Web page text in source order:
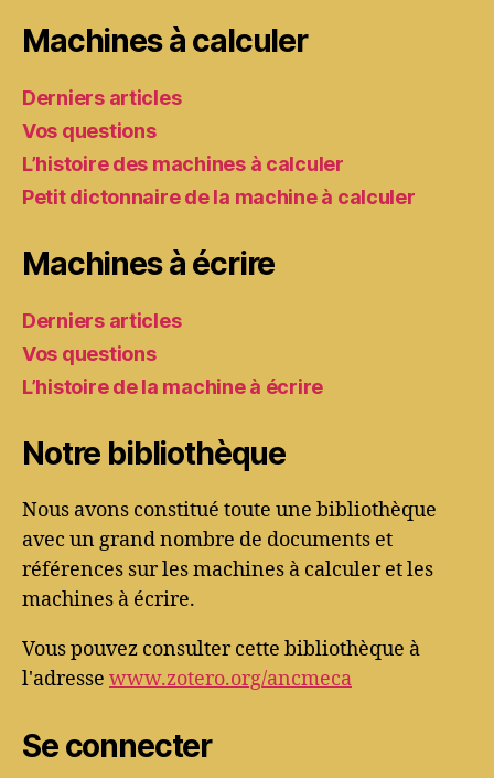
Machines à calculer
Derniers articles
Vos questions
L’histoire des machines à calculer
Petit dictonnaire de la machine à calculer
Machines à écrire
Derniers articles
Vos questions
L’histoire de la machine à écrire
Notre bibliothèque
Nous avons constitué toute une bibliothèque
avec un grand nombre de documents et
références sur les machines à calculer et les
machines à écrire.
Vous pouvez consulter cette bibliothèque à
l'adresse www.zotero.org/ancmeca
Se connecter